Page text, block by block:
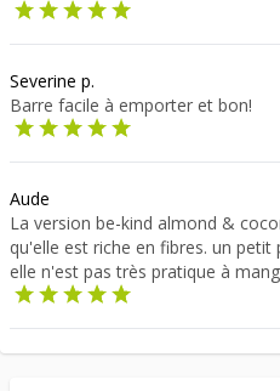
Severine p.
Barre facile à emporter et bon!
Aude
La version be-kind almond &
qu'elle est riche en fibres. un
elle n'est pas très pratique à